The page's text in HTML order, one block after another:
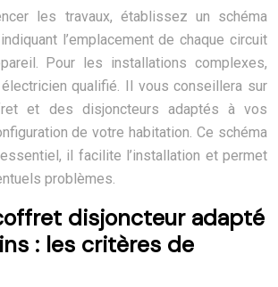
les travaux, établissez un schéma
l’emplacement de chaque circuit
Pour les installations complexes,
qualifié. Il vous conseillera sur
et des disjoncteurs adaptés à vos
de votre habitation. Ce schéma
il facilite l’installation et permet
problèmes.
disjoncteur adapté
: les critères de